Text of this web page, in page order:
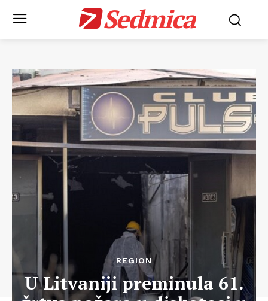
Sedmica
REGION
U Litvaniji preminula 61.